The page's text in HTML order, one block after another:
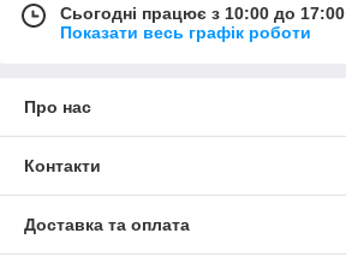
Сьогодні працює з 10:00 до 17:00
Показати весь графік роботи
Про нас
Контакти
Доставка та оплата